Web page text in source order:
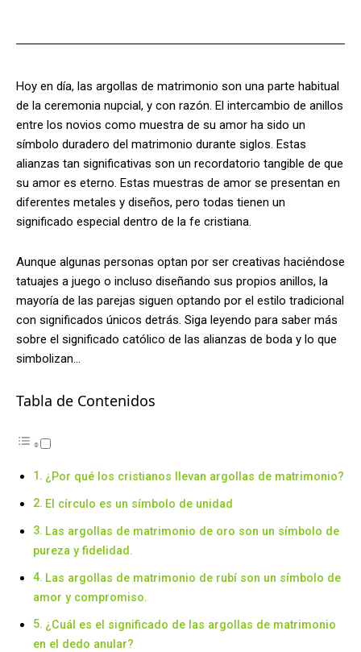
Hoy en día, las argollas de matrimonio son una parte habitual
de la ceremonia nupcial, y con razón. El intercambio de anillos
entre los novios como muestra de su amor ha sido un
símbolo duradero del matrimonio durante siglos. Estas
alianzas tan significativas son un recordatorio tangible de que
su amor es eterno. Estas muestras de amor se presentan en
diferentes metales y diseños, pero todas tienen un
significado especial dentro de la fe cristiana.
Aunque algunas personas optan por ser creativas haciéndose
tatuajes a juego o incluso diseñando sus propios anillos, la
mayoría de las parejas siguen optando por el estilo tradicional
con significados únicos detrás. Siga leyendo para saber más
sobre el significado católico de las alianzas de boda y lo que
simbolizan…
Tabla de Contenidos
¿Por qué los cristianos llevan argollas de matrimonio?
El círculo es un símbolo de unidad
Las argollas de matrimonio de oro son un símbolo de
pureza y fidelidad.
Las argollas de matrimonio de rubí son un símbolo de
amor y compromiso.
¿Cuál es el significado de las argollas de matrimonio
en el dedo anular?